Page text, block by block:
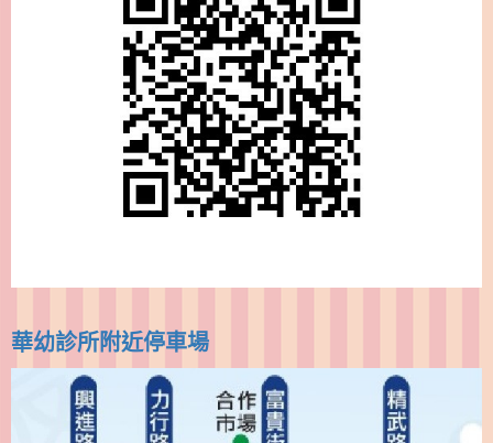
華幼診所附近停車場